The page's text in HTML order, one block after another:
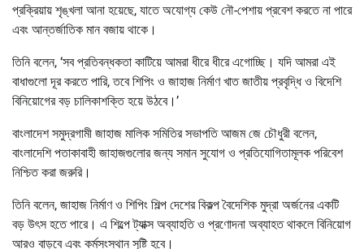
প্রক্রিয়ায় শৃঙ্খলা আনা হয়েছে, যাতে অযোগ্য কেউ নৌ-পেশায় প্রবেশ করতে না পারে
এবং আন্তর্জাতিক মান বজায় থাকে।
তিনি বলেন, ‘সব প্রতিবন্ধকতা কাটিয়ে আমরা ধীরে ধীরে এগোচ্ছি। যদি আমরা এই
বাধাগুলো দূর করতে পারি, তবে শিপিং ও জাহাজ নির্মাণ খাত জাতীয় প্রবৃদ্ধি ও বিদেশি
বিনিয়োগের বড় চালিকাশক্তি হয়ে উঠবে।’
বাংলাদেশ সমুদ্রগামী জাহাজ মালিক সমিতির সভাপতি আজম জে চৌধুরী বলেন,
বাংলাদেশি পতাকাবাহী জাহাজগুলোর জন্য সমান সুযোগ ও প্রতিযোগিতামূলক পরিবেশ
নিশ্চিত করা জরুরি।
তিনি বলেন, জাহাজ নির্মাণ ও শিপিং শিল্প দেশের বিকল্প বৈদেশিক মুদ্রা অর্জনের একটি
বড় উৎস হতে পারে। এ শিল্পে ট্যাক্স অব্যাহতি ও প্রণোদনা অব্যাহত থাকলে বিনিয়োগ
আরও বাড়বে এবং কর্মসংস্থান সৃষ্টি হবে।